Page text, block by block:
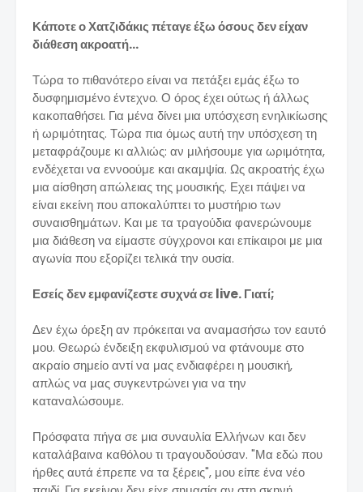
Κάποτε ο Χατζιδάκις πέταγε έξω όσους δεν είχαν
διάθεση ακροατή...
Τώρα το πιθανότερο είναι να πετάξει εμάς έξω το
δυσφημισμένο έντεχνο. Ο όρος έχει ούτως ή άλλως
κακοπαθήσει. Για μένα δίνει μια υπόσχεση ενηλικίωσης
ή ωριμότητας. Τώρα πια όμως αυτή την υπόσχεση τη
μεταφράζουμε κι αλλιώς: αν μιλήσουμε για ωριμότητα,
ενδέχεται να εννοούμε και ακαμψία. Ως ακροατής έχω
μια αίσθηση απώλειας της μουσικής. Εχει πάψει να
είναι εκείνη που αποκαλύπτει το μυστήριο των
συναισθημάτων. Και με τα τραγούδια φανερώνουμε
μια διάθεση να είμαστε σύγχρονοι και επίκαιροι με μια
αγωνία που εξορίζει τελικά την ουσία.
Εσείς δεν εμφανίζεστε συχνά σε live. Γιατί;
Δεν έχω όρεξη αν πρόκειται να αναμασήσω τον εαυτό
μου. Θεωρώ ένδειξη εκφυλισμού να φτάνουμε στο
ακραίο σημείο αντί να μας ενδιαφέρει η μουσική,
απλώς να μας συγκεντρώνει για να την
καταναλώσουμε.
Πρόσφατα πήγα σε μια συναυλία Ελλήνων και δεν
καταλάβαινα καθόλου τι τραγουδούσαν. "Μα εδώ που
ήρθες αυτά έπρεπε να τα ξέρεις", μου είπε ένα νέο